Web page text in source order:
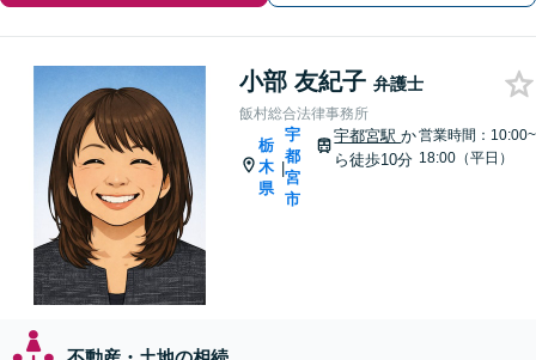
小部 友紀子 弁護士
飯村総合法律事務所
栃
木
県
|
宇
都
宮
市
宇都宮駅か
ら徒歩10分
営業時間：10:00~
18:00（平日）